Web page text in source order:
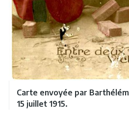
Carte envoyée par
15 juillet 1915.